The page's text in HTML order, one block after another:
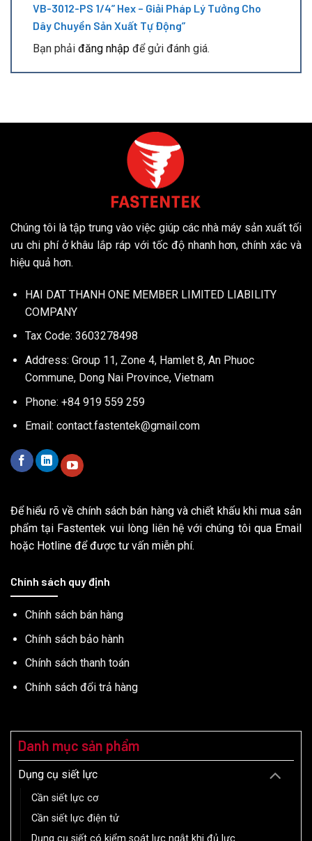
VB-3012-PS 1/4” Hex – Giải Pháp Lý Tưởng Cho
Dây Chuyền Sản Xuất Tự Động”
Bạn phải đăng nhập để gửi đánh giá.
Chúng tôi là tập trung vào việc giúp các nhà máy sản xuất tối
ưu chi phí ở khâu lắp ráp với tốc độ nhanh hơn, chính xác và
hiệu quả hơn.
HAI DAT THANH ONE MEMBER LIMITED LIABILITY
COMPANY
Tax Code: 3603278498
Address: Group 11, Zone 4, Hamlet 8, An Phuoc
Commune, Dong Nai Province, Vietnam
Phone: +84 919 559 259
Email: contact.fastentek@gmail.com
Để hiểu rõ về chính sách bán hàng và chiết khấu khi mua sản
phẩm tại Fastentek vui lòng liên hệ với chúng tôi qua Email
hoặc Hotline để được tư vấn miễn phí.
Chính sách quy định
Chính sách bán hàng
Chính sách bảo hành
Chính sách thanh toán
Chính sách đổi trả hàng
Danh mục sản phẩm
Dụng cụ siết lực
Cần siết lực cơ
Cần siết lực điện tử